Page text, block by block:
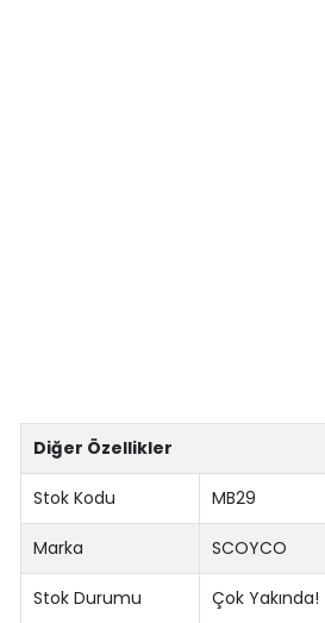
Diğer Özellikler
Stok Kodu MB29
Marka SCOYCO
Stok Durumu Çok Yakında!